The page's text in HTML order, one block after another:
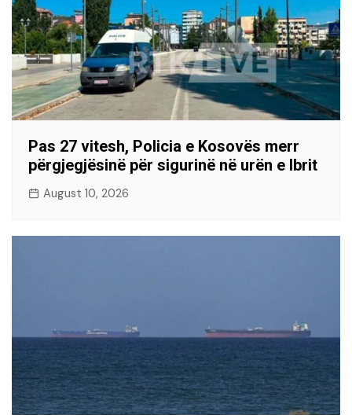
Pas 27 vitesh, Policia e Kosovës merr
përgjegjësinë për sigurinë në urën e Ibrit
August 10, 2026